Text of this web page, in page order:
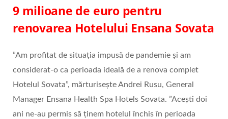
9 milioane de euro pentru
renovarea Hotelului Ensana Sovata
”Am profitat de situația impusă de pandemie și am
considerat-o ca perioada ideală de a renova complet
Hotelul Sovata”, mărturisește Andrei Rusu, General
Manager Ensana Health Spa Hotels Sovata. ”Acești doi
ani ne-au permis să ținem hotelul închis în perioada